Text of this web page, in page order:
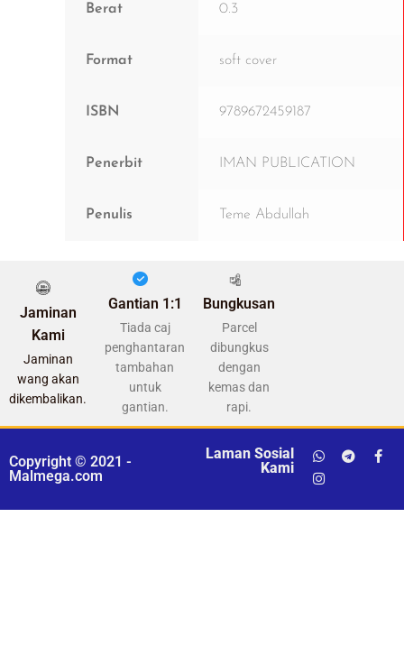
Berat 0.3
Format soft cover
ISBN 9789672459187
Penerbit IMAN PUBLICATION
Penulis Teme Abdullah
Jaminan
Kami
Jaminan
wang akan
dikembalikan.
Gantian 1:1
Tiada caj
penghantaran
tambahan
untuk
gantian.
Bungkusan
Parcel
dibungkus
dengan
kemas dan
rapi.
Copyright © 2021 -
Malmega.com
Laman Sosial
Kami